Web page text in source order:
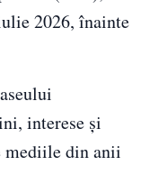
2026, înainte
interese și
mediile din anii